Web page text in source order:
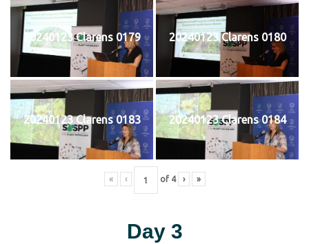
20240123 Clarens 0179 20240123 Clarens 0180
20240123 Clarens 0183 20240123 Clarens 0184
« ‹ of 4 › »
Day 3